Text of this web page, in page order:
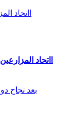
ااتحاد